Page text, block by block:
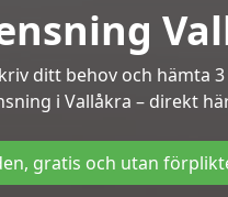
ditt behov och
i Vallåkra – direkt
gratis och utan